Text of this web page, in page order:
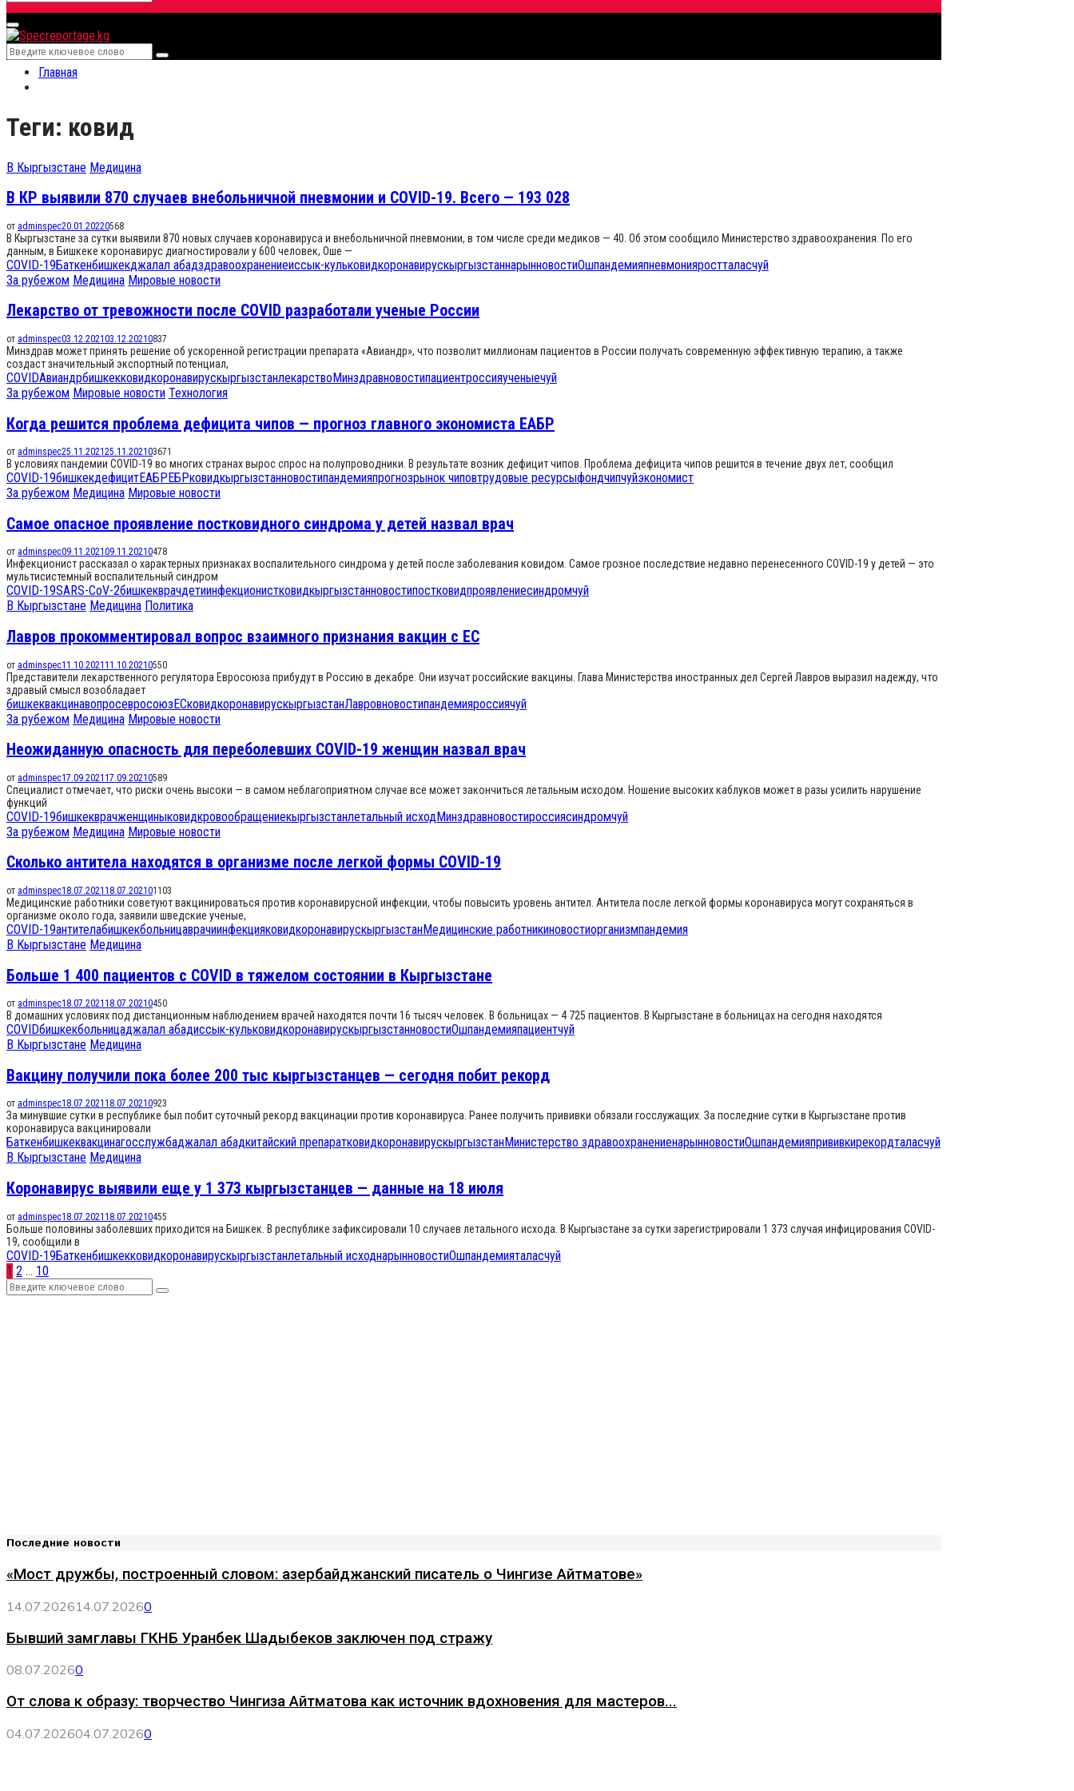
for:
Search
Primary
Menu
Search
for:
Search
Главная
Теги: ковид
В Кыргызстане Медицина
В КР выявили 870 случаев внебольничной пневмонии и COVID-19. Всего — 193 028
от adminspec20.01.20220568
В Кыргызстане за сутки выявили 870 новых случаев коронавируса и внебольничной пневмонии, в том числе среди медиков — 40. Об этом сообщило Министерство здравоохранения. По его
данным, в Бишкеке коронавирус диагностировали у 600 человек, Оше —
COVID-19Баткенбишкекджалал абадздравоохранениеиссык-кульковидкоронавирускыргызстаннарынновостиОшпандемияпневмонияростталасчуй
За рубежом Медицина Мировые новости
Лекарство от тревожности после COVID разработали ученые России
от adminspec03.12.202103.12.20210837
Минздрав может принять решение об ускоренной регистрации препарата «Авиандр», что позволит миллионам пациентов в России получать современную эффективную терапию, а также
создаст значительный экспортный потенциал,
COVIDАвиандрбишкекковидкоронавирускыргызстанлекарствоМинздравновостипациентроссияученыечуй
За рубежом Мировые новости Технология
Когда решится проблема дефицита чипов — прогноз главного экономиста ЕАБР
от adminspec25.11.202125.11.202103671
В условиях пандемии COVID-19 во многих странах вырос спрос на полупроводники. В результате возник дефицит чипов. Проблема дефицита чипов решится в течение двух лет, сообщил
COVID-19бишкекдефицитЕАБР ЕБРковидкыргызстанновостипандемияпрогнозрынок чиповтрудовые ресурсыфондчипчуйэкономист
За рубежом Медицина Мировые новости
Самое опасное проявление постковидного синдрома у детей назвал врач
от adminspec09.11.202109.11.20210478
Инфекционист рассказал о характерных признаках воспалительного синдрома у детей после заболевания ковидом. Самое грозное последствие недавно перенесенного COVID-19 у детей — это
мультисистемный воспалительный синдром
COVID-19SARS-CoV-2бишкекврачдетиинфекционистковидкыргызстанновостипостковидпроявлениесиндромчуй
В Кыргызстане Медицина Политика
Лавров прокомментировал вопрос взаимного признания вакцин с ЕС
от adminspec11.10.2021 11.10.20210550
Представители лекарственного регулятора Евросоюза прибудут в Россию в декабре. Они изучат российские вакцины. Глава Министерства иностранных дел Сергей Лавров выразил надежду, что
здравый смысл возобладает
бишкеквакцинавопросевросоюзЕСковидкоронавирускыргызстанЛавровновостипандемияроссиячуй
За рубежом Медицина Мировые новости
Неожиданную опасность для переболевших COVID-19 женщин назвал врач
от adminspec17.09.2021 17.09.20210589
Специалист отмечает, что риски очень высоки — в самом неблагоприятном случае все может закончиться летальным исходом. Ношение высоких каблуков может в разы усилить нарушение
функций
COVID-19бишкекврачженщиныковидкровообращениекыргызстанлетальный исходМинздравновостироссиясиндромчуй
За рубежом Медицина Мировые новости
Сколько антитела находятся в организме после легкой формы COVID-19
от adminspec18.07.2021 18.07.202101103
Медицинские работники советуют вакцинироваться против коронавирусной инфекции, чтобы повысить уровень антител. Антитела после легкой формы коронавируса могут сохраняться в
организме около года, заявили шведские ученые,
COVID-19антителабишкекбольницаврачиинфекцияковидкоронавирускыргызстанМедицинские работникиновостиорганизмпандемия
В Кыргызстане Медицина
Больше 1 400 пациентов с COVID в тяжелом состоянии в Кыргызстане
от adminspec18.07.2021 18.07.20210450
В домашних условиях под дистанционным наблюдением врачей находятся почти 16 тысяч человек. В больницах — 4 725 пациентов. В Кыргызстане в больницах на сегодня находятся
COVIDбишкекбольницаджалал абадиссык-кульковидкоронавирускыргызстанновостиОшпандемияпациентчуй
В Кыргызстане Медицина
Вакцину получили пока более 200 тыс кыргызстанцев — сегодня побит рекорд
от adminspec18.07.2021 18.07.20210923
За минувшие сутки в республике был побит суточный рекорд вакцинации против коронавируса. Ранее получить прививки обязали госслужащих. За последние сутки в Кыргызстане против
коронавируса вакцинировали
Баткенбишкеквакцинагосслужбаджалал абадкитайский препаратковидкоронавирускыргызстанМинистерство здравоохранениенарынновостиОшпандемияпрививкирекордталасчуй
В Кыргызстане Медицина
Коронавирус выявили еще у 1 373 кыргызстанцев — данные на 18 июля
от adminspec18.07.2021 18.07.20210455
Больше половины заболевших приходится на Бишкек. В республике зафиксировали 10 случаев летального исхода. В Кыргызстане за сутки зарегистрировали 1 373 случая инфицирования COVID-
19, сообщили в
COVID-19Баткенбишкекковидкоронавирускыргызстанлетальный исходнарынновостиОшпандемияталасчуй
Навигация
по
1 2 … 10
Search
for:
Search
Последние новости
«Мост дружбы, построенный словом: азербайджанский писатель о Чингизе Айтматове»
14.07.202614.07.20260
Бывший замглавы ГКНБ Уранбек Шадыбеков заключен под стражу
08.07.20260
От слова к образу: творчество Чингиза Айтматова как источник вдохновения для мастеров...
04.07.202604.07.20260